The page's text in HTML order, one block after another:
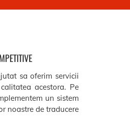
sa oferim servicii
acestora. Pe
un sistem
noastre de traducere